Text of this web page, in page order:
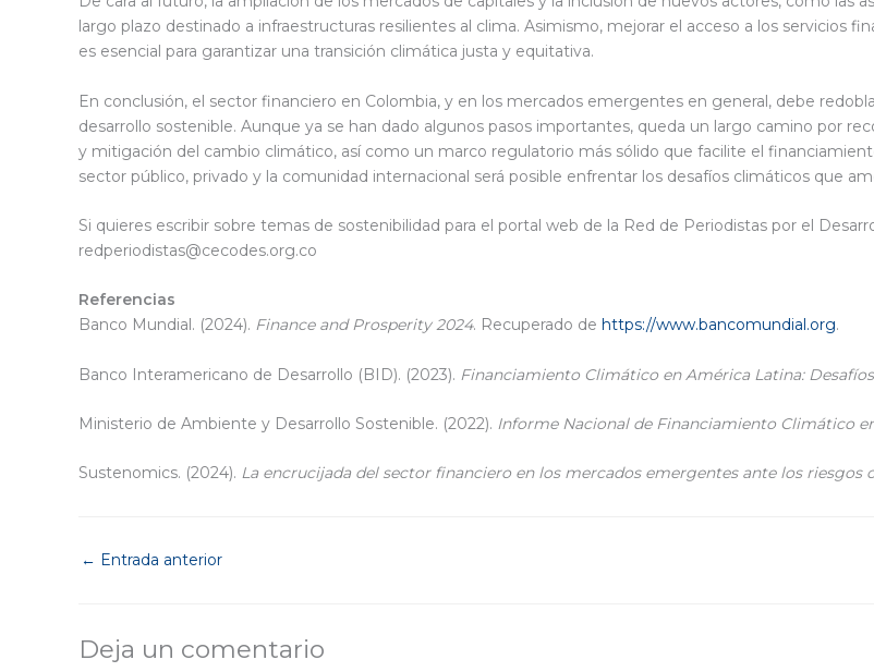
largo plazo destinado a infraestructuras resilientes al clima. Asimismo, mejorar el acceso a los servicios
es esencial para garantizar una transición climática justa y equitativa.
En conclusión, el sector financiero en Colombia, y en los mercados emergentes en general, debe
desarrollo sostenible. Aunque ya se han dado algunos pasos importantes, queda un largo camino por
y mitigación del cambio climático, así como un marco regulatorio más sólido que facilite el
sector público, privado y la comunidad internacional será posible enfrentar los desafíos climáticos que
Si quieres escribir sobre temas de sostenibilidad para el portal web de la Red de Periodistas por el
redperiodistas@cecodes.org.co
Referencias
Banco Mundial. (2024). Finance and Prosperity 2024. Recuperado de https://www.bancomundial.org.
Banco Interamericano de Desarrollo (BID). (2023). Financiamiento Climático en América Latina:
Ministerio de Ambiente y Desarrollo Sostenible. (2022). Informe Nacional de Financiamiento Climático
Sustenomics. (2024). La encrucijada del sector financiero en los mercados emergentes ante los riesgos
← Entrada anterior
Deja un comentario